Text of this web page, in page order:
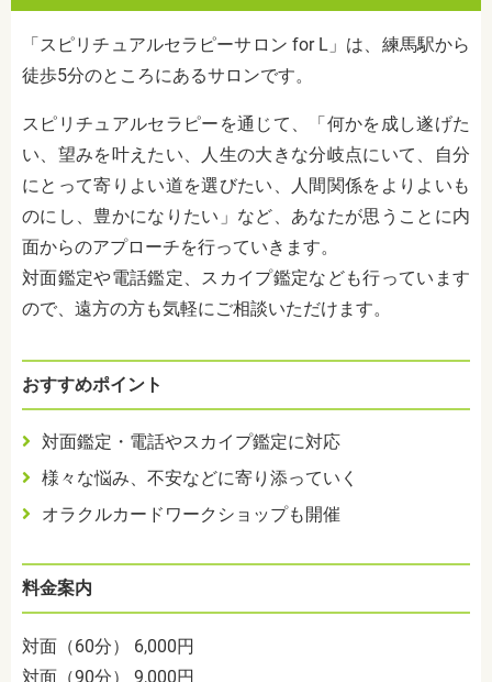
「スピリチュアルセラピーサロン for L」は、練馬駅から
徒歩5分のところにあるサロンです。
スピリチュアルセラピーを通じて、「何かを成し遂げた
い、望みを叶えたい、人生の大きな分岐点にいて、自分
にとって寄りよい道を選びたい、人間関係をよりよいも
のにし、豊かになりたい」など、あなたが思うことに内
面からのアプローチを行っていきます。
対面鑑定や電話鑑定、スカイプ鑑定なども行っています
ので、遠方の方も気軽にご相談いただけます。
おすすめポイント
対面鑑定・電話やスカイプ鑑定に対応
様々な悩み、不安などに寄り添っていく
オラクルカードワークショップも開催
料金案内
対面（60分） 6,000円
対面（90分） 9,000円